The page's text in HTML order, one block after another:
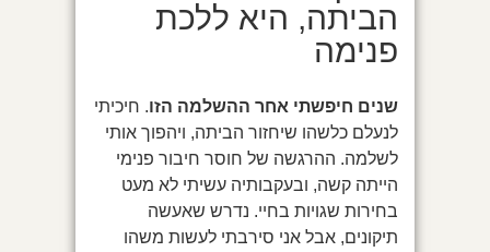
הביתה, היא ללכת
פנימה
שנים חיפשתי אחר ההשלמה הזו. חיכיתי
לנעלם כלשהו שיחזור הביתה, ויהפוך אותי
לשלמה. ההרגשה של חוסר חיבור פנימי
הייתה קשה, ובעקבותיה עשיתי לא מעט
בחירות שגויות בחיי. נדרש שאעשה
תיקונים, אבל אני סירבתי לעשות משהו